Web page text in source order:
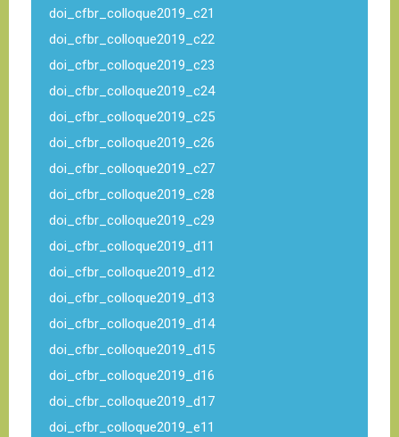
doi_cfbr_colloque2019_c21
doi_cfbr_colloque2019_c22
doi_cfbr_colloque2019_c23
doi_cfbr_colloque2019_c24
doi_cfbr_colloque2019_c25
doi_cfbr_colloque2019_c26
doi_cfbr_colloque2019_c27
doi_cfbr_colloque2019_c28
doi_cfbr_colloque2019_c29
doi_cfbr_colloque2019_d11
doi_cfbr_colloque2019_d12
doi_cfbr_colloque2019_d13
doi_cfbr_colloque2019_d14
doi_cfbr_colloque2019_d15
doi_cfbr_colloque2019_d16
doi_cfbr_colloque2019_d17
doi_cfbr_colloque2019_e11